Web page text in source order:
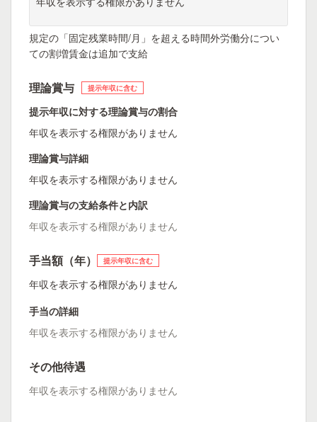
規定の「固定残業時間/月」を超える時間外労働分につい
ての割増賃金は追加で支給
理論賞与 提示年収に含む
提示年収に対する理論賞与の割合
年収を表示する権限がありません
理論賞与詳細
年収を表示する権限がありません
理論賞与の支給条件と内訳
年収を表示する権限がありません
手当額（年） 提示年収に含む
年収を表示する権限がありません
手当の詳細
年収を表示する権限がありません
その他待遇
年収を表示する権限がありません